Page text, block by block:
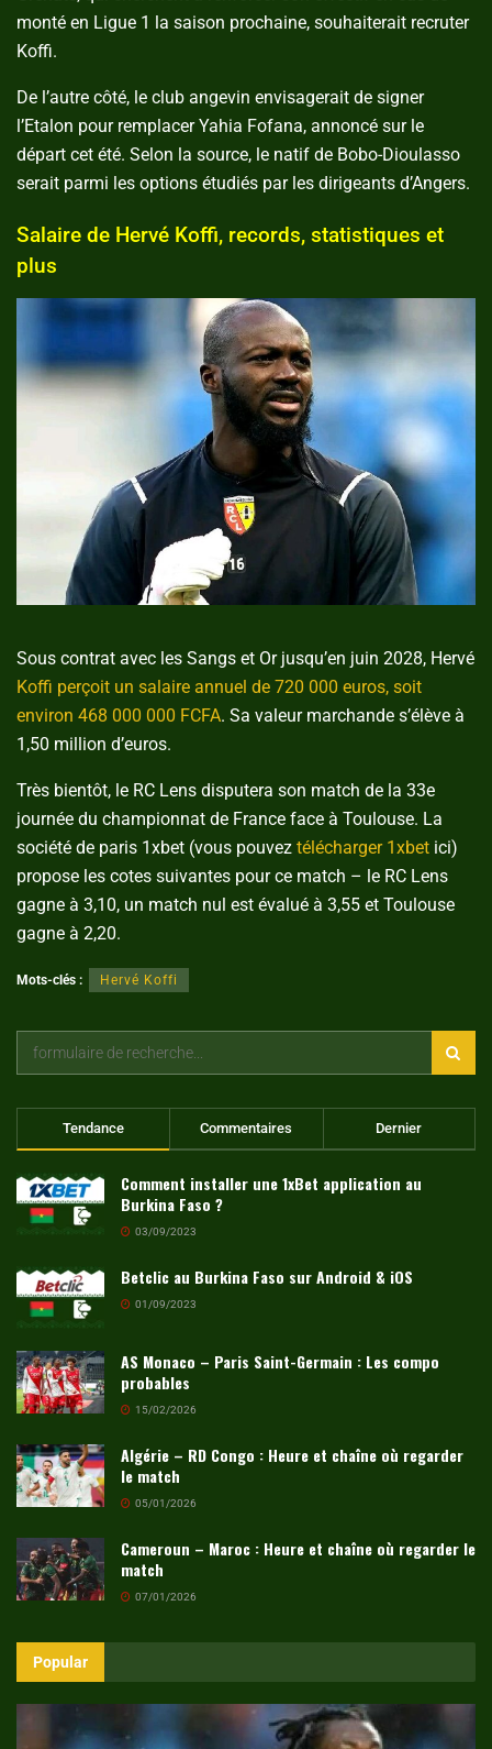
monté en Ligue 1 la saison prochaine, souhaiterait recruter
Koffi.
De l’autre côté, le club angevin envisagerait de signer
l’Etalon pour remplacer Yahia Fofana, annoncé sur le
départ cet été. Selon la source, le natif de Bobo-Dioulasso
serait parmi les options étudiés par les dirigeants d’Angers.
Salaire de Hervé Koffi, records, statistiques et
plus
Sous contrat avec les Sangs et Or jusqu’en juin 2028, Hervé
Koffi perçoit un salaire annuel de 720 000 euros, soit
environ 468 000 000 FCFA. Sa valeur marchande s’élève à
1,50 million d’euros.
Très bientôt, le RC Lens disputera son match de la 33e
journée du championnat de France face à Toulouse. La
société de paris 1xbet (vous pouvez télécharger 1xbet ici)
propose les cotes suivantes pour ce match – le RC Lens
gagne à 3,10, un match nul est évalué à 3,55 et Toulouse
gagne à 2,20.
Mots-clés : Hervé Koffi
Tendance Commentaires Dernier
Comment installer une 1xBet application au
Burkina Faso ?
03/09/2023
Betclic au Burkina Faso sur Android & iOS
01/09/2023
AS Monaco – Paris Saint-Germain : Les compo
probables
15/02/2026
Algérie – RD Congo : Heure et chaîne où regarder
le match
05/01/2026
Cameroun – Maroc : Heure et chaîne où regarder le
match
07/01/2026
Popular